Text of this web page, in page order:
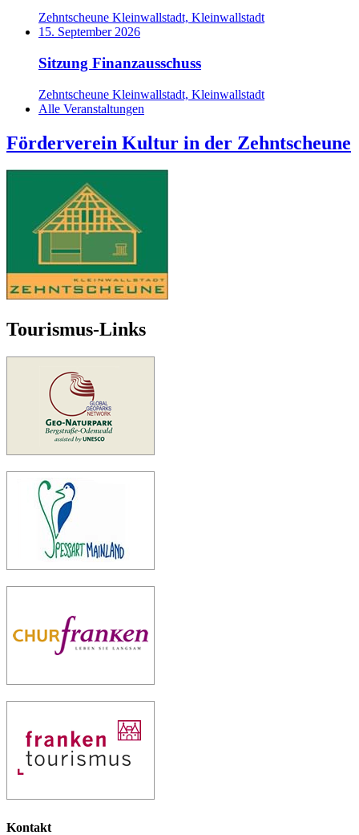
Zehntscheune Kleinwallstadt, Kleinwallstadt
15. September 2026
Sitzung Finanzausschuss
Zehntscheune Kleinwallstadt, Kleinwallstadt
Alle Veranstaltungen
Förderverein Kultur in der Zehntscheune
Tourismus-Links
Kontakt